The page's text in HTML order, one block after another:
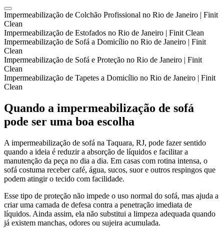
Impermeabilização de Colchão Profissional no Rio de Janeiro | Finit
Clean
Impermeabilização de Estofados no Rio de Janeiro | Finit Clean
Impermeabilização de Sofá a Domicílio no Rio de Janeiro | Finit
Clean
Impermeabilização de Sofá e Proteção no Rio de Janeiro | Finit
Clean
Impermeabilização de Tapetes a Domicílio no Rio de Janeiro | Finit
Clean
Quando a impermeabilização de sofá
pode ser uma boa escolha
A impermeabilização de sofá na Taquara, RJ, pode fazer sentido
quando a ideia é reduzir a absorção de líquidos e facilitar a
manutenção da peça no dia a dia. Em casas com rotina intensa, o
sofá costuma receber café, água, sucos, suor e outros respingos que
podem atingir o tecido com facilidade.
Esse tipo de proteção não impede o uso normal do sofá, mas ajuda a
criar uma camada de defesa contra a penetração imediata de
líquidos. Ainda assim, ela não substitui a limpeza adequada quando
já existem manchas, odores ou sujeira acumulada.